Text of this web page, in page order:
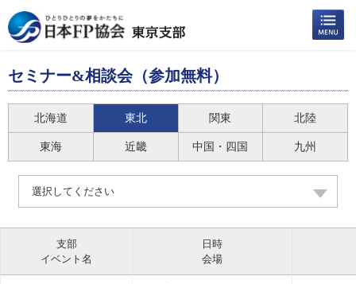
セミナー&相談会（参加無料）
北海道 東北 関東 北陸
東海 近畿 中国・四国 九州
選択してください
支部
イベント名
日時
会場